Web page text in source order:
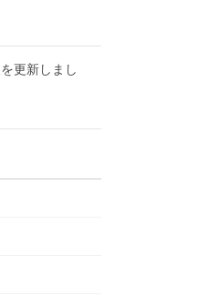
更新しまし